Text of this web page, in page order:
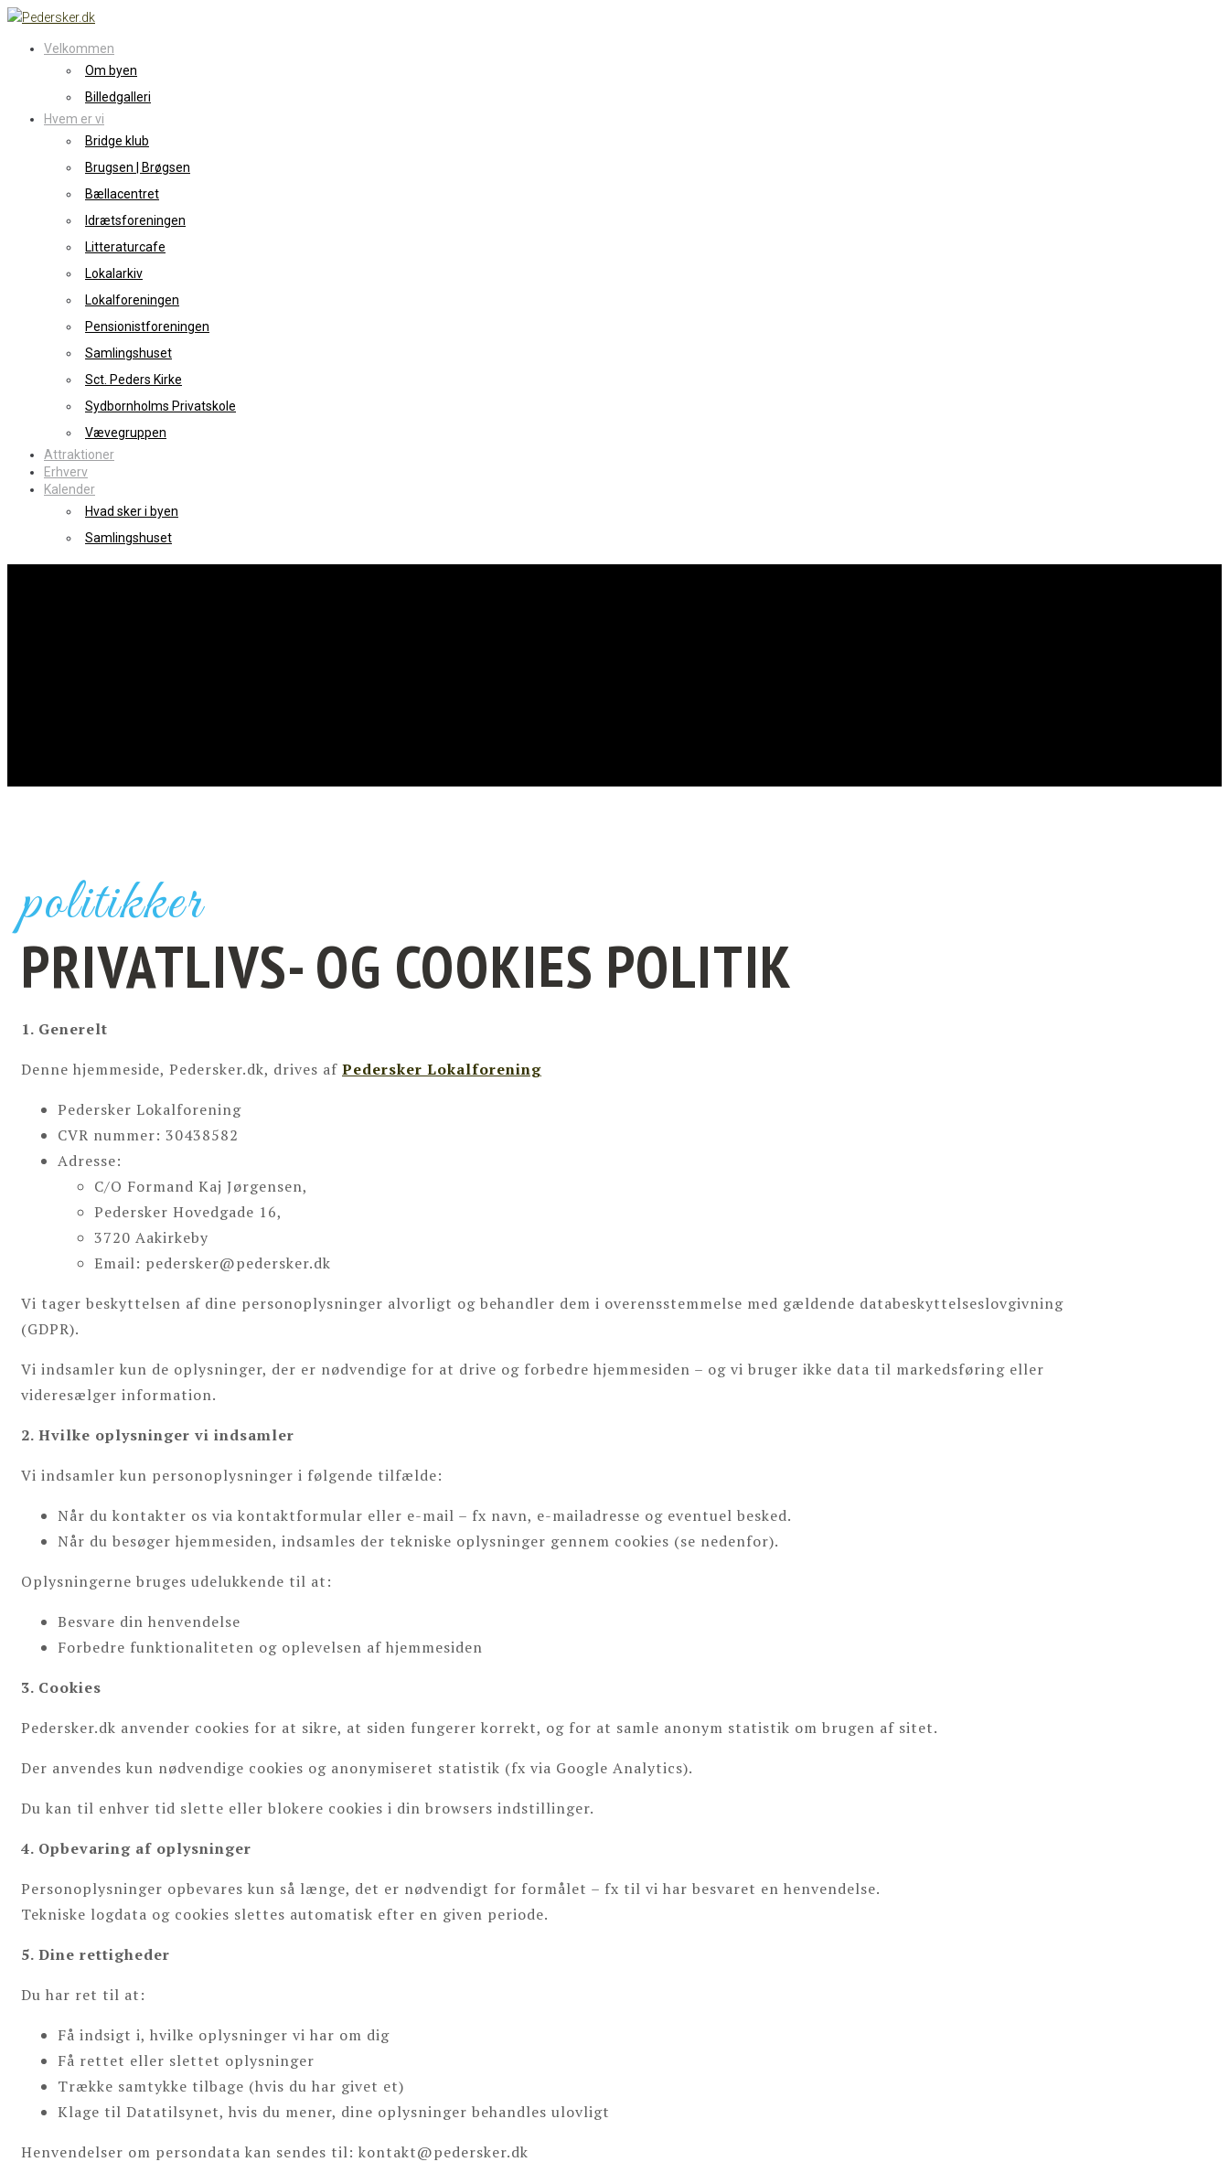
Skip
content
Velkommen
Om byen
Billedgalleri
Hvem er vi
Bridge klub
Brugsen | Brøgsen
Bællacentret
Idrætsforeningen
Litteraturcafe
Lokalarkiv
Lokalforeningen
Pensionistforeningen
Samlingshuset
Sct. Peders Kirke
Sydbornholms Privatskole
Vævegruppen
Attraktioner
Erhverv
Kalender
Hvad sker i byen
Samlingshuset
politikker
PRIVATLIVS- OG COOKIES POLITIK
1. Generelt
Denne hjemmeside, Pedersker.dk, drives af Pedersker Lokalforening
Pedersker Lokalforening
CVR nummer: 30438582
Adresse:
C/O Formand Kaj Jørgensen,
Pedersker Hovedgade 16,
3720 Aakirkeby
Email: pedersker@pedersker.dk
Vi tager beskyttelsen af dine personoplysninger alvorligt og behandler dem i overensstemmelse med gældende databeskyttelseslovgivning
(GDPR).
Vi indsamler kun de oplysninger, der er nødvendige for at drive og forbedre hjemmesiden – og vi bruger ikke data til markedsføring eller
videresælger information.
2. Hvilke oplysninger vi indsamler
Vi indsamler kun personoplysninger i følgende tilfælde:
Når du kontakter os via kontaktformular eller e-mail – fx navn, e-mailadresse og eventuel besked.
Når du besøger hjemmesiden, indsamles der tekniske oplysninger gennem cookies (se nedenfor).
Oplysningerne bruges udelukkende til at:
Besvare din henvendelse
Forbedre funktionaliteten og oplevelsen af hjemmesiden
3. Cookies
Pedersker.dk anvender cookies for at sikre, at siden fungerer korrekt, og for at samle anonym statistik om brugen af sitet.
Der anvendes kun nødvendige cookies og anonymiseret statistik (fx via Google Analytics).
Du kan til enhver tid slette eller blokere cookies i din browsers indstillinger.
4. Opbevaring af oplysninger
Personoplysninger opbevares kun så længe, det er nødvendigt for formålet – fx til vi har besvaret en henvendelse.
Tekniske logdata og cookies slettes automatisk efter en given periode.
5. Dine rettigheder
Du har ret til at:
Få indsigt i, hvilke oplysninger vi har om dig
Få rettet eller slettet oplysninger
Trække samtykke tilbage (hvis du har givet et)
Klage til Datatilsynet, hvis du mener, dine oplysninger behandles ulovligt
Henvendelser om persondata kan sendes til: kontakt@pedersker.dk